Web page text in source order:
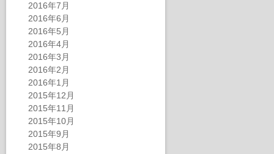
2016年7月
2016年6月
2016年5月
2016年4月
2016年3月
2016年2月
2016年1月
2015年12月
2015年11月
2015年10月
2015年9月
2015年8月